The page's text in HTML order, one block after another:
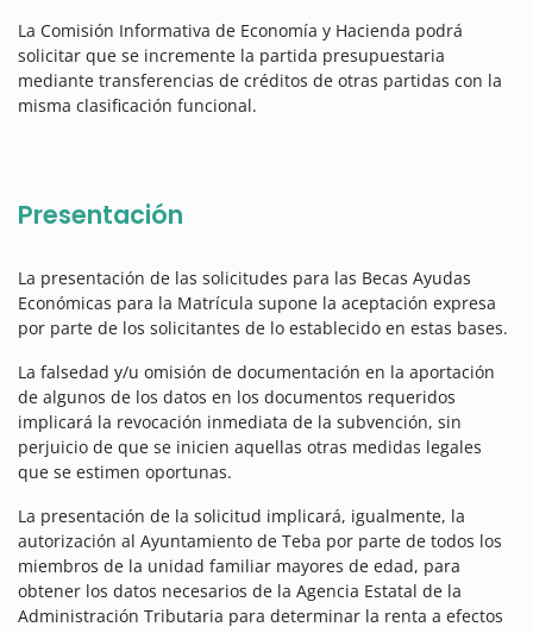
La Comisión Informativa de Economía y Hacienda podrá
solicitar que se incremente la partida presupuestaria
mediante transferencias de créditos de otras partidas con la
misma clasificación funcional.
Presentación
La presentación de las solicitudes para las Becas Ayudas
Económicas para la Matrícula supone la aceptación expresa
por parte de los solicitantes de lo establecido en estas bases.
La falsedad y/u omisión de documentación en la aportación
de algunos de los datos en los documentos requeridos
implicará la revocación inmediata de la subvención, sin
perjuicio de que se inicien aquellas otras medidas legales
que se estimen oportunas.
La presentación de la solicitud implicará, igualmente, la
autorización al Ayuntamiento de Teba por parte de todos los
miembros de la unidad familiar mayores de edad, para
obtener los datos necesarios de la Agencia Estatal de la
Administración Tributaria para determinar la renta a efectos